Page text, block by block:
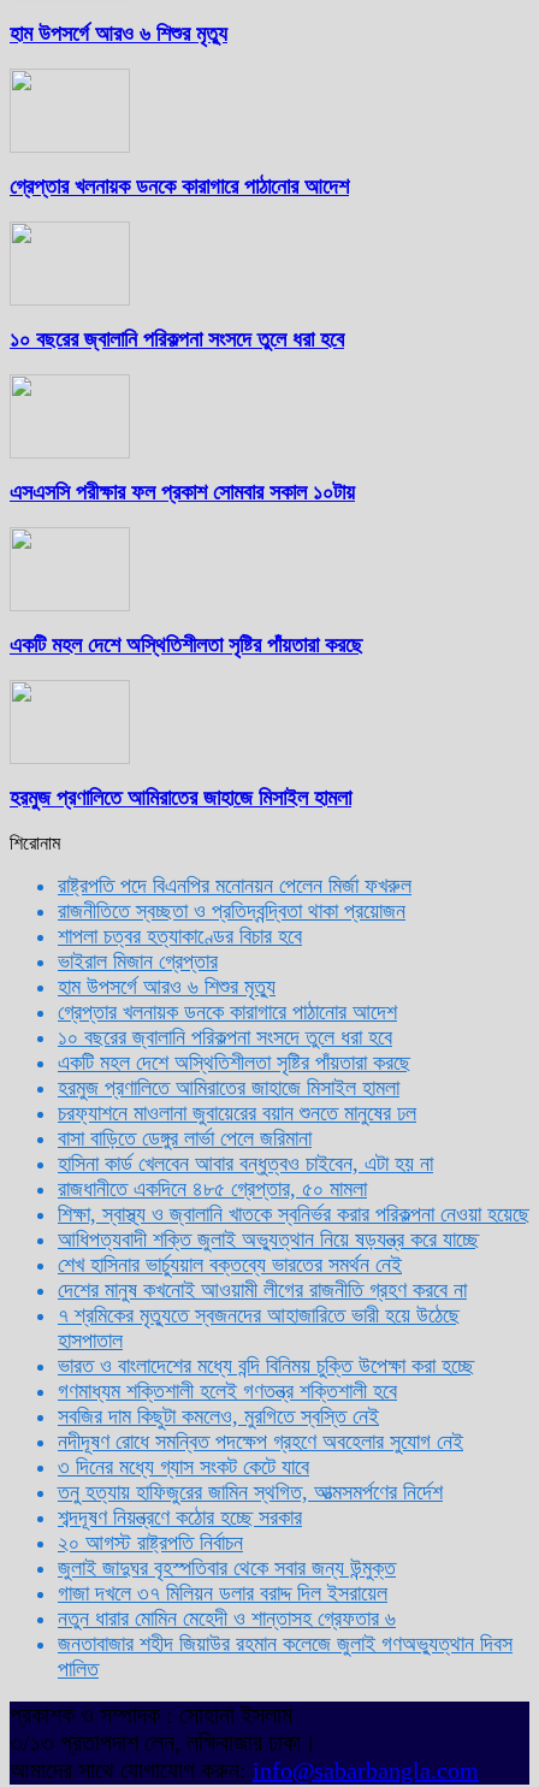
হাম উপসর্গে আরও ৬ শিশুর মৃত্যু
গ্রেপ্তার খলনায়ক ডনকে কারাগারে পাঠানোর আদেশ
১০ বছরের জ্বালানি পরিকল্পনা সংসদে তুলে ধরা হবে
এসএসসি পরীক্ষার ফল প্রকাশ সোমবার সকাল ১০টায়
একটি মহল দেশে অস্থিতিশীলতা সৃষ্টির পাঁয়তারা করছে
হরমুজ প্রণালিতে আমিরাতের জাহাজে মিসাইল হামলা
শিরোনাম
রাষ্ট্রপতি পদে বিএনপির মনোনয়ন পেলেন মির্জা ফখরুল
রাজনীতিতে স্বচ্ছতা ও প্রতিদ্বন্দ্বিতা থাকা প্রয়োজন
শাপলা চত্বর হত্যাকাণ্ডের বিচার হবে
ভাইরাল মিজান গ্রেপ্তার
হাম উপসর্গে আরও ৬ শিশুর মৃত্যু
গ্রেপ্তার খলনায়ক ডনকে কারাগারে পাঠানোর আদেশ
১০ বছরের জ্বালানি পরিকল্পনা সংসদে তুলে ধরা হবে
একটি মহল দেশে অস্থিতিশীলতা সৃষ্টির পাঁয়তারা করছে
হরমুজ প্রণালিতে আমিরাতের জাহাজে মিসাইল হামলা
চরফ্যাশনে মাওলানা জুবায়েরের বয়ান শুনতে মানুষের ঢল
বাসা বাড়িতে ডেঙ্গুর লার্ভা পেলে জরিমানা
হাসিনা কার্ড খেলবেন আবার বন্ধুত্বও চাইবেন, এটা হয় না
রাজধানীতে একদিনে ৪৮৫ গ্রেপ্তার, ৫০ মামলা
শিক্ষা, স্বাস্থ্য ও জ্বালানি খাতকে স্বনির্ভর করার পরিকল্পনা নেওয়া হয়েছে
আধিপত্যবাদী শক্তি জুলাই অভ্যুত্থান নিয়ে ষড়যন্ত্র করে যাচ্ছে
শেখ হাসিনার ভার্চ্যুয়াল বক্তব্যে ভারতের সমর্থন নেই
দেশের মানুষ কখনোই আওয়ামী লীগের রাজনীতি গ্রহণ করবে না
৭ শ্রমিকের মৃত্যুতে স্বজনদের আহাজারিতে ভারী হয়ে উঠেছে
হাসপাতাল
ভারত ও বাংলাদেশের মধ্যে বন্দি বিনিময় চুক্তি উপেক্ষা করা হচ্ছে
গণমাধ্যম শক্তিশালী হলেই গণতন্ত্র শক্তিশালী হবে
সবজির দাম কিছুটা কমলেও, মুরগিতে স্বস্তি নেই
নদীদূষণ রোধে সমন্বিত পদক্ষেপ গ্রহণে অবহেলার সুযোগ নেই
৩ দিনের মধ্যে গ্যাস সংকট কেটে যাবে
তনু হত্যায় হাফিজুরের জামিন স্থগিত, আত্মসমর্পণের নির্দেশ
শব্দদূষণ নিয়ন্ত্রণে কঠোর হচ্ছে সরকার
২০ আগস্ট রাষ্ট্রপতি নির্বাচন
জুলাই জাদুঘর বৃহস্পতিবার থেকে সবার জন্য উন্মুক্ত
গাজা দখলে ৩৭ মিলিয়ন ডলার বরাদ্দ দিল ইসরায়েল
নতুন ধারার মোমিন মেহেদী ও শান্তাসহ গ্রেফতার ৬
জনতাবাজার শহীদ জিয়াউর রহমান কলেজে জুলাই গণঅভ্যুত্থান দিবস
পালিত
প্রকাশক ও সম্পাদক : সোহানা ইসলাম
৩/১৩ প্রতাপদাশ লেন, লক্ষিবাজার ঢাকা।
আমাদের সাথে যোগাযোগ করুন: info@sabarbangla.com